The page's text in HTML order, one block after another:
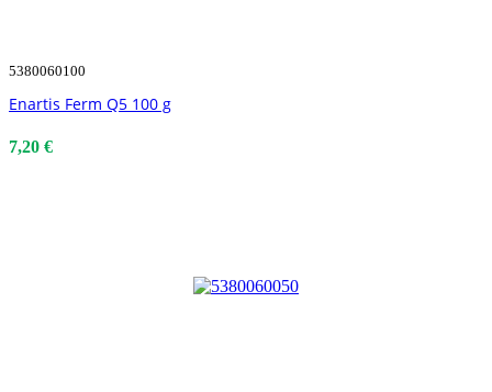
5380060100
Enartis Ferm Q5 100 g
7,20 €